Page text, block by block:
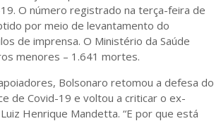
O número registrado na terça-feira de
por meio de levantamento do
de imprensa. O Ministério da Saúde
menores – 1.641 mortes.
Bolsonaro retomou a defesa do
de Covid-19 e voltou a criticar o ex-
Henrique Mandetta. “E por que está